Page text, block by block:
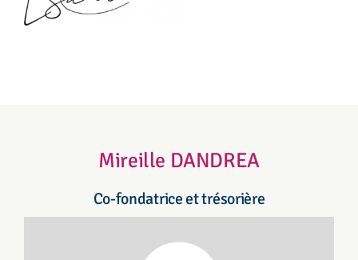
Mireille DANDREA
Co-fondatrice et trésorière